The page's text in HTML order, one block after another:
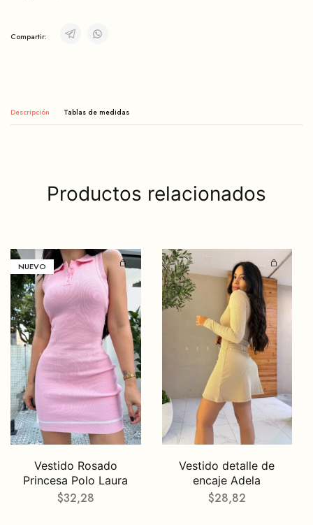
Compartir:
Descripción
Productos relacionados
NUEVO
Vestido Rosado
Princesa Polo Laura
$32,28
Vestido detalle de
encaje Adela
$28,82